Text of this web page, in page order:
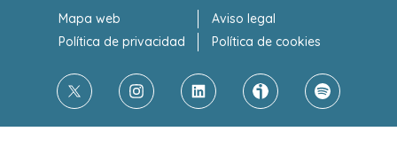
Mapa web
Aviso legal
Política de privacidad
Política de cookies